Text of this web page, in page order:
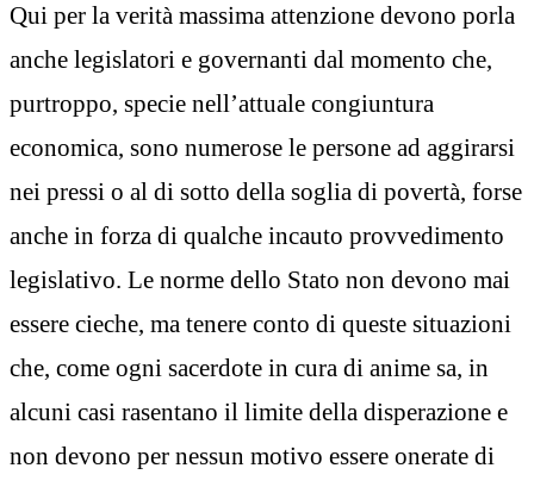
Qui per la verità massima attenzione devono porla
anche legislatori e governanti dal momento che,
purtroppo, specie nell’attuale congiuntura
economica, sono numerose le persone ad aggirarsi
nei pressi o al di sotto della soglia di povertà, forse
anche in forza di qualche incauto provvedimento
legislativo. Le norme dello Stato non devono mai
essere cieche, ma tenere conto di queste situazioni
che, come ogni sacerdote in cura di anime sa, in
alcuni casi rasentano il limite della disperazione e
non devono per nessun motivo essere onerate di